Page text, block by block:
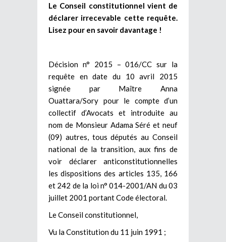
Le Conseil constitutionnel vient de
déclarer irrecevable cette requête.
Lisez pour en savoir davantage !
Décision n° 2015 – 016/CC sur la
requête en date du 10 avril 2015
signée par Maître Anna
Ouattara/Sory pour le compte d’un
collectif d’Avocats et introduite au
nom de Monsieur Adama Séré et neuf
(09) autres, tous députés au Conseil
national de la transition, aux fins de
voir déclarer anticonstitutionnelles
les dispositions des articles 135, 166
et 242 de la loi n° 014-2001/AN du 03
juillet 2001 portant Code électoral.
Le Conseil constitutionnel,
Vu la Constitution du 11 juin 1991 ;